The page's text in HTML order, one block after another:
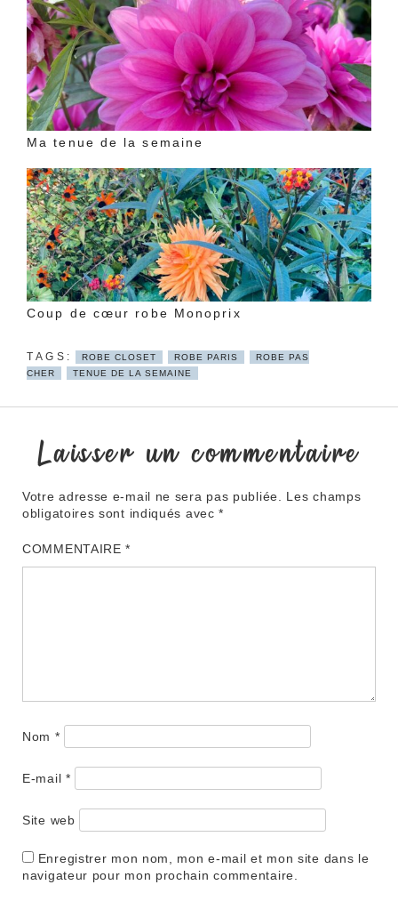
Ma tenue de la semaine
Coup de cœur robe Monoprix
ROBE CLOSET ROBE PARIS
ROBE PAS
CHER
TENUE DE LA SEMAINE
Laisser un commentaire
Votre adresse e-mail ne sera pas publiée. Les champs
obligatoires sont indiqués avec*
COMMENTAIRE*
Nom *
E-mail *
Site web
Enregistrer mon nom, mon e-mail et mon site dans le
navigateur pour mon prochain commentaire.